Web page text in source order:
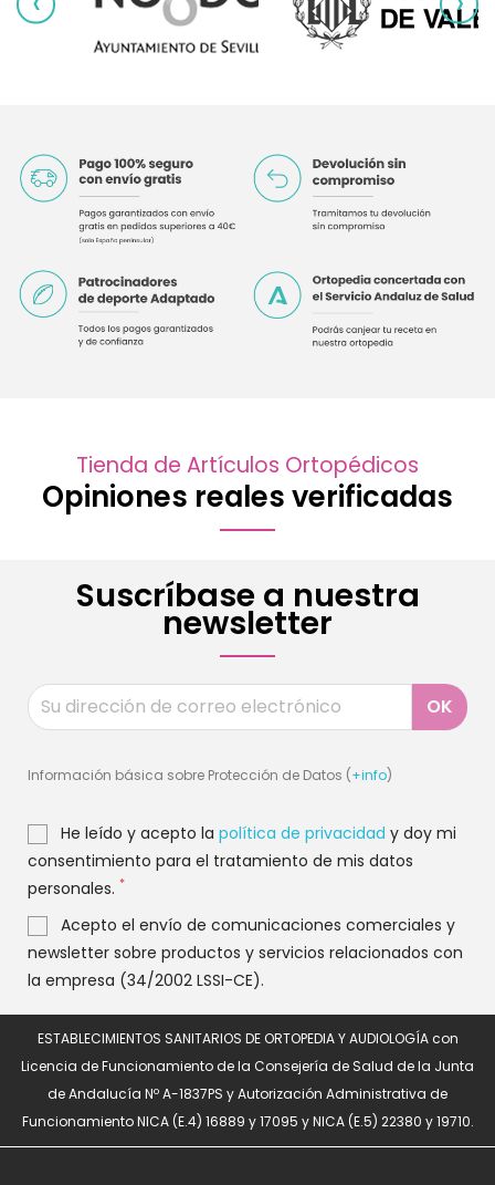
Tienda de Artículos Ortopédicos
Opiniones reales verificadas
Suscríbase a nuestra
newsletter
Información básica sobre Protección de Datos (+info)
He leído y acepto la política de privacidad y doy mi
consentimiento para el tratamiento de mis datos
personales. *
Acepto el envío de comunicaciones comerciales y
newsletter sobre productos y servicios relacionados con
la empresa (34/2002 LSSI-CE).
ESTABLECIMIENTOS SANITARIOS DE ORTOPEDIA Y AUDIOLOGÍA con
Licencia de Funcionamiento de la Consejería de Salud de la Junta
de Andalucía Nº A-1837PS y Autorización Administrativa de
Funcionamiento NICA (E.4) 16889 y 17095 y NICA (E.5) 22380 y 19710.